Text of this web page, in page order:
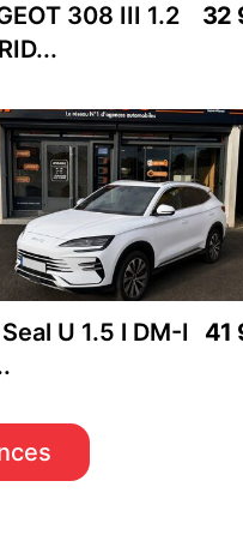
308 III 1.2
32
U 1.5 l DM-I
41